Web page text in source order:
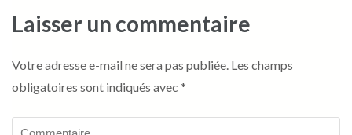
Laisser un commentaire
Votre adresse e-mail ne sera pas publiée. Les champs
obligatoires sont indiqués avec *
Commentaire